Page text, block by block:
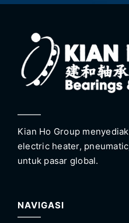
Kian Ho Group
electric heater,
untuk pasar global.
NAVIGASI